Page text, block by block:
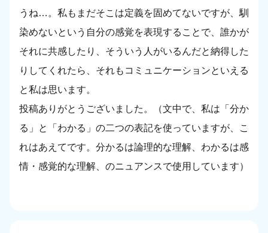
うね…。私もまだそこは定義を固めてないですが、馴
染めないという自分の感覚を表現することで、誰かが
それに共感したり、そういう人がいるんだと納得した
りしてくれたら、それもコミュニケーションといえる
と私は思います。
投稿ありがとうございました。（文中で、私は「分か
る」と「わかる」の二つの表記を使っていますが、こ
れはあえてです。分かるは論理的な理解、わかるは感
情・感覚的な理解、のニュアンスで使用しています）